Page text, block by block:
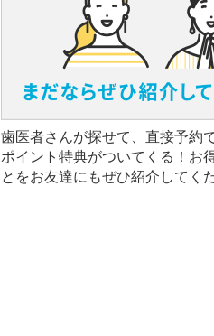
歯医者さんが探せて、直接予約
ポイント特典がついてくる！お
とをお友達にもぜひ紹介してく